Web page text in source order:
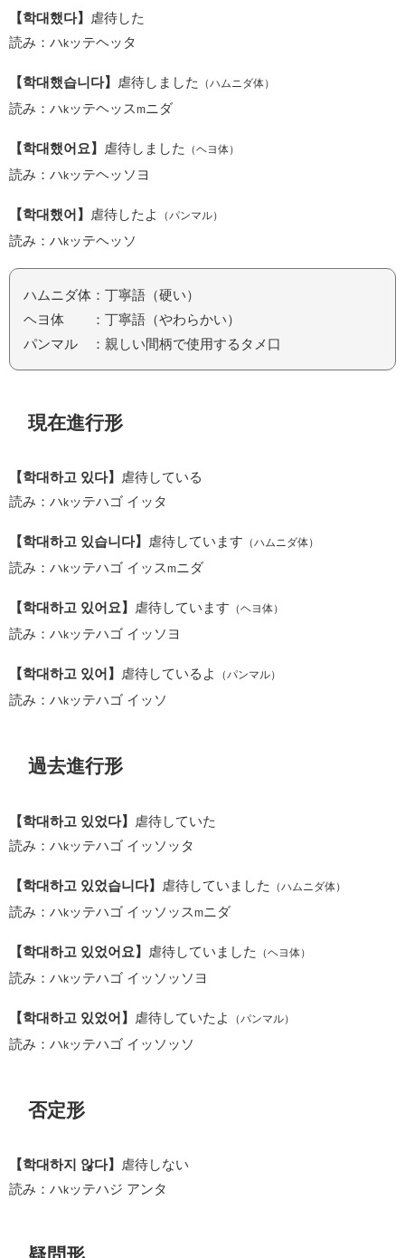
【학대했다】
虐待した
読み：ハ kッテヘッタ
【학대했습니다】 虐待しました （ハムニダ体）
読み：ハ kッテヘッス m ニダ
【학대했어요】 虐待しました （ヘヨ体）
読み：ハ kッテヘッソヨ
【학대했어】 虐待したよ （パンマル）
読み：ハ kッテヘッソ
ハムニダ体：丁寧語（硬い）
ヘヨ体 ：丁寧語（やわらかい）
パンマル ：親しい間柄で使用するタメ口
現在進行形
【학대하고 있다】
虐待している
読み：ハ kッテハゴ イッタ
【학대하고 있습니다】 虐待しています （ハムニダ体）
読み：ハ kッテハゴ イッスmニダ
【학대하고 있어요】 虐待しています （ヘヨ体）
読み：ハ kッテハゴ イッソヨ
【학대하고 있어】 虐待しているよ （パンマル）
読み：ハ kッテハゴ イッソ
過去進行形
【학대하고 있었다】
虐待していた
読み：ハ kッテハゴ イッソッタ
【학대하고 있었습니다】 虐待していました （ハムニダ体）
読み：ハ kッテハゴ イッソッス m ニダ
【학대하고 있었어요】 虐待していました （ヘヨ体）
読み：ハ kッテハゴ イッソッソヨ
【학대하고 있었어】 虐待していたよ （パンマル）
読み：ハ kッテハゴ イッソッソ
否定形
【학대하지 않다】
虐待しない
読み：ハ kッテハジ アンタ